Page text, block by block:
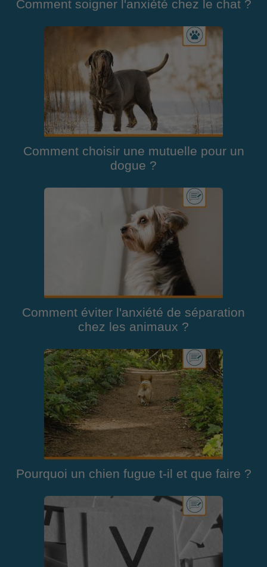
Comment soigner l'anxiété chez le chat ?
Comment choisir une mutuelle pour un
dogue ?
Comment éviter l'anxiété de séparation
chez les animaux ?
Pourquoi un chien fugue t-il et que faire ?